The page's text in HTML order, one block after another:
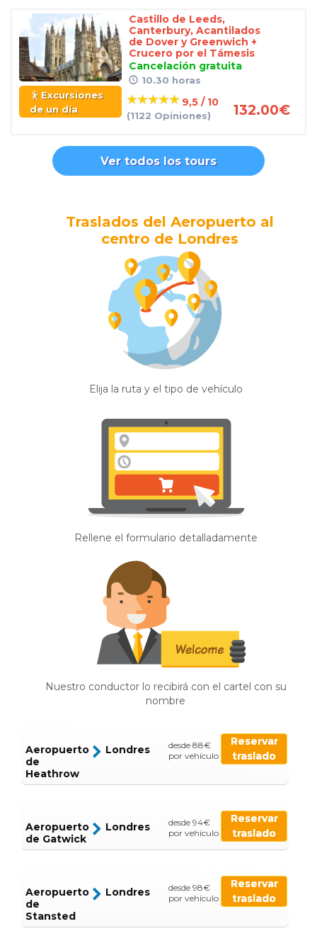
Excursiones
de un día
Castillo de Leeds,
Canterbury, Acantilados
de Dover y Greenwich +
Crucero por el Támesis
Cancelación gratuita
10.30 horas
9,5 / 10
(1122 Opiniones) 132.00€
Ver todos los tours
Traslados del Aeropuerto al
centro de Londres
Elija la ruta y el tipo de vehículo
Rellene el formulario detalladamente
Nuestro conductor lo recibirá con el cartel con su
nombre
Aeropuerto
de
Heathrow
Londres
desde 88€
por vehículo
Reservar
traslado
Aeropuerto
de Gatwick
Londres
desde 94€
por vehículo
Reservar
traslado
Aeropuerto
de
Stansted
Londres
desde 98€
por vehículo
Reservar
traslado